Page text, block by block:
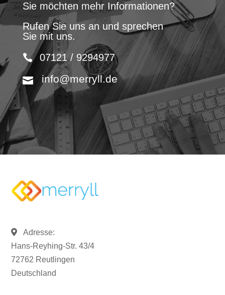
Sie möchten mehr Informationen?
Rufen Sie uns an und sprechen
Sie mit uns.
07121 / 9294977
info@merryll.de
Adresse:
Hans-Reyhing-Str. 43/4
72762 Reutlingen
Deutschland